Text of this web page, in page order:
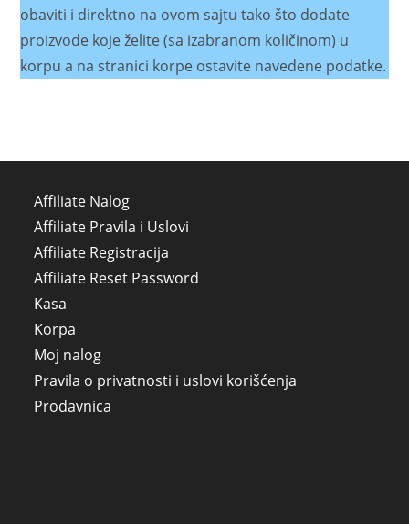
obaviti i direktno na ovom sajtu tako što dodate
proizvode koje želite (sa izabranom količinom) u
korpu a na stranici korpe ostavite navedene podatke.
Affiliate Nalog
Affiliate Pravila i Uslovi
Affiliate Registracija
Affiliate Reset Password
Kasa
Korpa
Moj nalog
Pravila o privatnosti i uslovi korišćenja
Prodavnica